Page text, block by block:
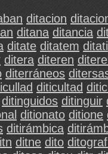
ditacion
ditana ditancia
ditate ditatem ditati
ditera diteren
diterráneos
diticultad
ditinguidos ditinguir
ditionato ditione
ditirámbica
ditne dito